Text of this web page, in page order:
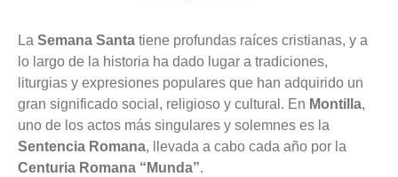
LaSemana Santa tiene profundas raíces cristianas, y a
lo largo de la historia ha dado lugar a tradiciones,
liturgias y expresiones populares que han adquirido un
gran significado social, religioso y cultural. En Montilla,
uno de los actos más singulares y solemnes es la
Sentencia Romana, llevada a cabo cada año por la
Centuria Romana “Munda”.